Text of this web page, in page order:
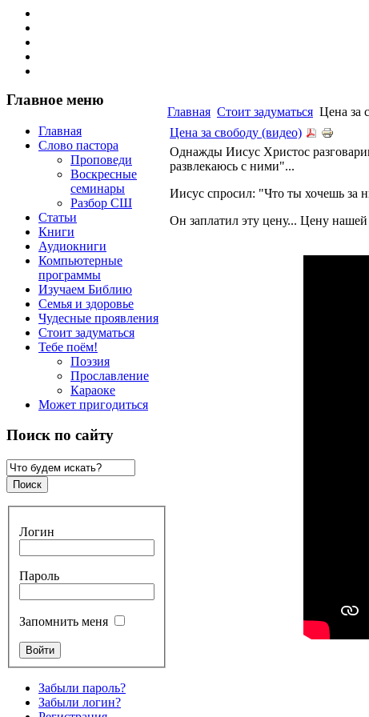
Главное меню
Главная
Слово пастора
Проповеди
Воскресные
семинары
Разбор СШ
Статьи
Книги
Аудиокниги
Компьютерные
программы
Изучаем Библию
Семья и здоровье
Чудесные проявления
Стоит задуматься
Тебе поём!
Поэзия
Прославление
Караоке
Может пригодиться
Поиск по сайту
Логин
Пароль
Запомнить меня
Забыли пароль?
Забыли логин?
Главная Стоит задуматься Цена за
Цена за свободу (видео)
Однажды Иисус Христос
развлекаюсь с ними"...
Иисус спросил: "Что ты хочешь за
Он заплатил эту цену... Цену